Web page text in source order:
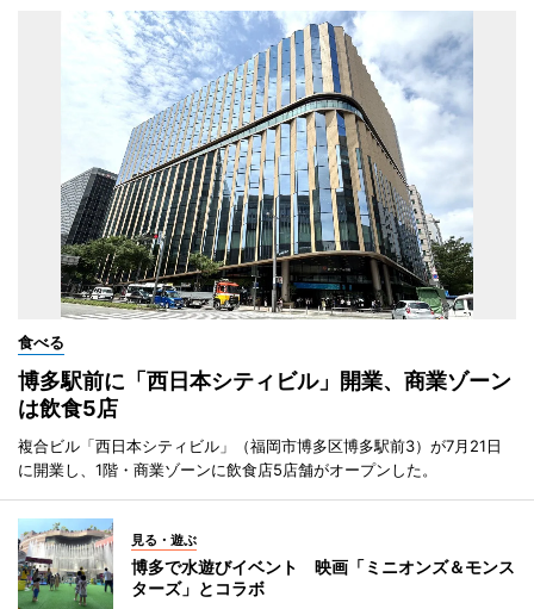
食べる
博多駅前に「西日本シティビル」開業、商業ゾーン
は飲食5店
複合ビル「西日本シティビル」（福岡市博多区博多駅前3）が7月21日
に開業し、1階・商業ゾーンに飲食店5店舗がオープンした。
見る・遊ぶ
博多で水遊びイベント 映画「ミニオンズ＆モンス
ターズ」とコラボ